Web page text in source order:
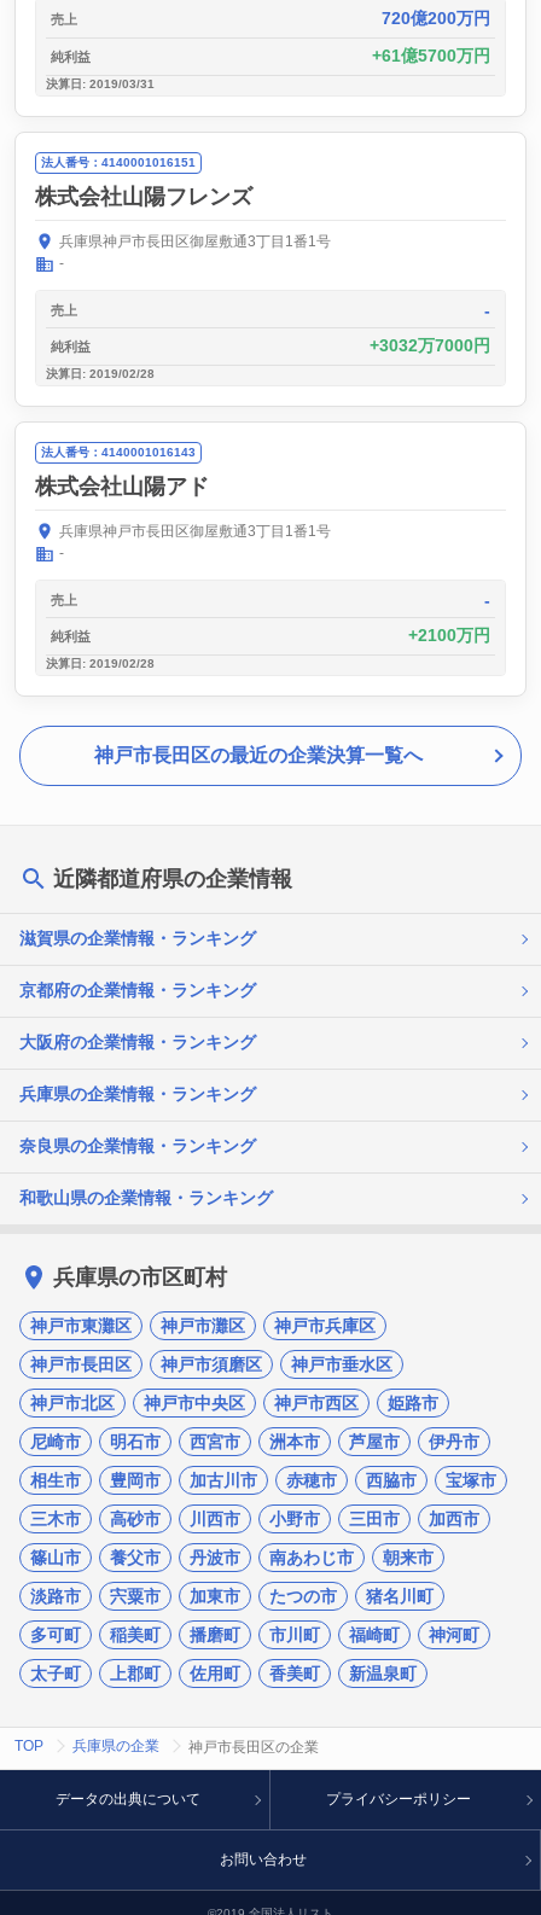
売上 720億200万円
純利益 61億5700万円
決算日: 2019/03/31
法人番号：4140001016151
株式会社山陽フレンズ
兵庫県神戸市長田区御屋敷通3丁目1番1号
-
売上 -
純利益 3032万7000円
決算日: 2019/02/28
法人番号：4140001016143
株式会社山陽アド
兵庫県神戸市長田区御屋敷通3丁目1番1号
-
売上 -
純利益 2100万円
決算日: 2019/02/28
神戸市長田区の最近の企業決算一覧へ
近隣都道府県の企業情報
滋賀県の企業情報・ランキング
京都府の企業情報・ランキング
大阪府の企業情報・ランキング
兵庫県の企業情報・ランキング
奈良県の企業情報・ランキング
和歌山県の企業情報・ランキング
兵庫県の市区町村
神戸市東灘区 神戸市灘区
神戸市兵庫区
神戸市長田区
神戸市須磨区
神戸市垂水区
神戸市北区
神戸市中央区 神戸市西区
姫路市
尼崎市
明石市 西宮市 洲本市 芦屋市
伊丹市
相生市
豊岡市 加古川市 赤穂市 西脇市
宝塚市
三木市
高砂市 川西市 小野市 三田市
加西市
篠山市
養父市 丹波市 南あわじ市
朝来市
淡路市
宍粟市 加東市 たつの市
猪名川町
多可町
稲美町 播磨町 市川町 福崎町
神河町
太子町
上郡町 佐用町 香美町 新温泉町
TOP 兵庫県の企業 神戸市長田区の企業
データの出典について プライバシーポリシー
お問い合わせ